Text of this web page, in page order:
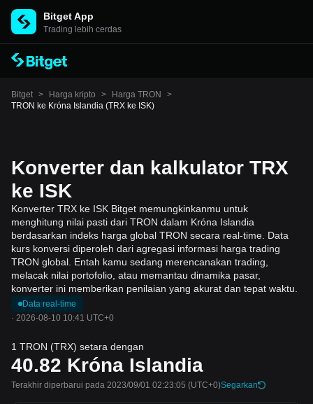
Bitget App
Trading lebih cerdas
Bitget > Harga kripto > Harga TRON
>
TRON ke Króna Islandia (TRX ke ISK)
Konverter dan kalkulator TRX
ke ISK
Konverter TRX ke ISK Bitget memungkinkanmu untuk
menghitung nilai pasti dari TRON dalam Króna Islandia
berdasarkan indeks harga global TRON secara real-time. Data
kurs konversi diperoleh dari agregasi informasi harga trading
TRON global. Entah kamu sedang merencanakan trading,
melacak nilai portofolio, atau memantau dinamika pasar,
konverter ini memberikan penilaian yang akurat dan tepat waktu.
Data real-time
· 2026-08-10 10:41 UTC+0
1 TRON (TRX) setara dengan
40.82 Króna Islandia
Terakhir diperbarui pada 2023/09/01 02:23:05 (UTC+0)Segarkan